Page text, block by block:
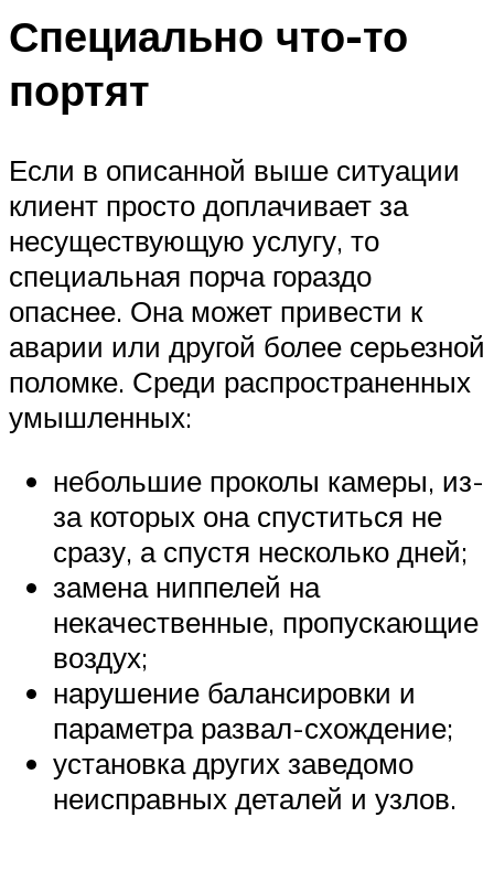
Специально что-то
портят
Если в описанной выше ситуации
клиент просто доплачивает за
несуществующую услугу, то
специальная порча гораздо
опаснее. Она может привести к
аварии или другой более серьезной
поломке. Среди распространенных
умышленных:
небольшие проколы камеры, из-
за которых она спуститься не
сразу, а спустя несколько дней;
замена ниппелей на
некачественные, пропускающие
воздух;
нарушение балансировки и
параметра развал-схождение;
установка других заведомо
неисправных деталей и узлов.